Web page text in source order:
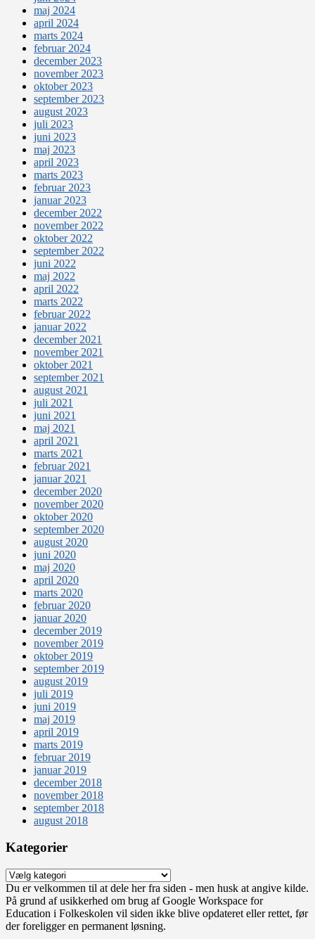
maj 2024
april 2024
marts 2024
februar 2024
december 2023
november 2023
oktober 2023
september 2023
august 2023
juli 2023
juni 2023
maj 2023
april 2023
marts 2023
februar 2023
januar 2023
december 2022
november 2022
oktober 2022
september 2022
juni 2022
maj 2022
april 2022
marts 2022
februar 2022
januar 2022
december 2021
november 2021
oktober 2021
september 2021
august 2021
juli 2021
juni 2021
maj 2021
april 2021
marts 2021
februar 2021
januar 2021
december 2020
november 2020
oktober 2020
september 2020
august 2020
juni 2020
maj 2020
april 2020
marts 2020
februar 2020
januar 2020
december 2019
november 2019
oktober 2019
september 2019
august 2019
juli 2019
juni 2019
maj 2019
april 2019
marts 2019
februar 2019
januar 2019
december 2018
november 2018
september 2018
august 2018
Kategorier
Kategorier
Du er velkommen til at dele her fra siden - men husk at angive kilde.
På grund af usikkerhed om brug af Google Workspace for
Education i Folkeskolen vil siden ikke blive opdateret eller rettet, før
der foreligger en permanent løsning.